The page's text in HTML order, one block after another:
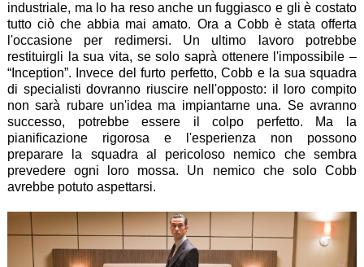
industriale, ma lo ha reso anche un fuggiasco e gli è costato
tutto ciò che abbia mai amato. Ora a Cobb è stata offerta
l'occasione per redimersi. Un ultimo lavoro potrebbe
restituirgli la sua vita, se solo saprà ottenere l'impossibile –
“Inception”. Invece del furto perfetto, Cobb e la sua squadra
di specialisti dovranno riuscire nell'opposto: il loro compito
non sarà rubare un'idea ma impiantarne una. Se avranno
successo, potrebbe essere il colpo perfetto. Ma la
pianificazione rigorosa e l'esperienza non possono
preparare la squadra al pericoloso nemico che sembra
prevedere ogni loro mossa. Un nemico che solo Cobb
avrebbe potuto aspettarsi.